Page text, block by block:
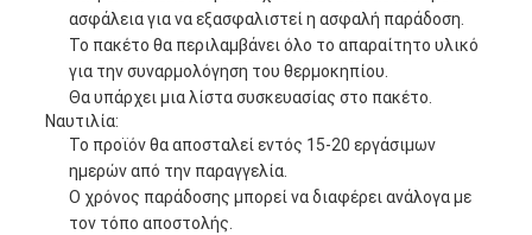
ασφάλεια για να εξασφαλιστεί η ασφαλή παράδοση.
Το πακέτο θα περιλαμβάνει όλο το απαραίτητο υλικό
για την συναρμολόγηση του θερμοκηπίου.
Θα υπάρχει μια λίστα συσκευασίας στο πακέτο.
Ναυτιλία:
Το προϊόν θα αποσταλεί εντός 15-20 εργάσιμων
ημερών από την παραγγελία.
Ο χρόνος παράδοσης μπορεί να διαφέρει ανάλογα με
τον τόπο αποστολής.